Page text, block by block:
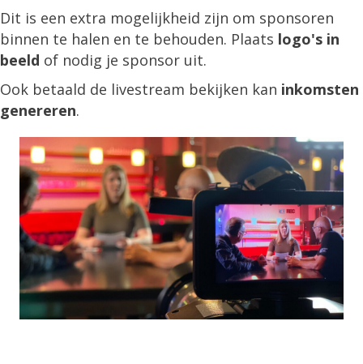
Dit is een extra mogelijkheid zijn om sponsoren
binnen te halen en te behouden. Plaats logo's in
beeld of nodig je sponsor uit.
Ook betaald de livestream bekijken kan inkomsten
genereren.